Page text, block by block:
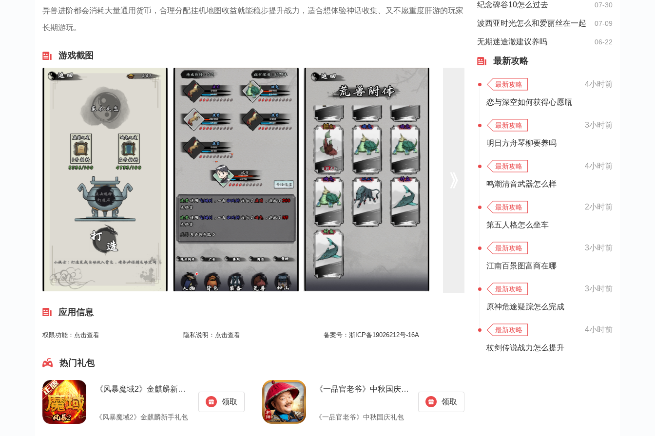
异兽进阶都会消耗大量通用货币，合理分配挂机地图收益就能稳步提升战力，适合想体验神话收集、又不愿重度肝游的玩家
长期游玩。
游戏截图
应用信息
权限功能： 点击查看 隐私说明： 点击查看 备案号：浙ICP备19026212号-16A
热门礼包
《风暴魔域2》金麒麟新手礼包
《风暴魔域2》金麒麟新手礼包
领取
《一品官老爷》中秋国庆礼包
《一品官老爷》中秋国庆礼包
领取
纪念碑谷10怎么过去 07-30
波西亚时光怎么和爱丽丝在一起 07-09
无期迷途澈建议养吗 06-22
最新攻略
最新攻略 4小时前
恋与深空如何获得心愿瓶
最新攻略 3小时前
明日方舟琴柳要养吗
最新攻略 4小时前
鸣潮清音武器怎么样
最新攻略 2小时前
第五人格怎么坐车
最新攻略 3小时前
江南百景图富商在哪
最新攻略 3小时前
原神危途疑踪怎么完成
最新攻略 4小时前
杖剑传说战力怎么提升